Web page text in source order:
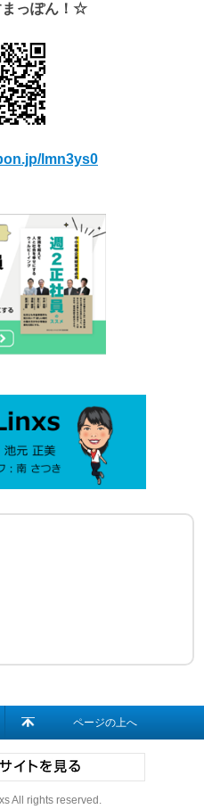
っぽん！☆
lmn3ys0
ページの上へ
All rights reserved.